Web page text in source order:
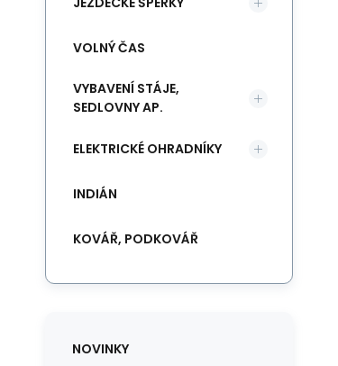
VOLNÝ ČAS
VYBAVENÍ STÁJE,
SEDLOVNY AP.
ELEKTRICKÉ OHRADNÍKY
INDIÁN
KOVÁŘ, PODKOVÁŘ
NOVINKY